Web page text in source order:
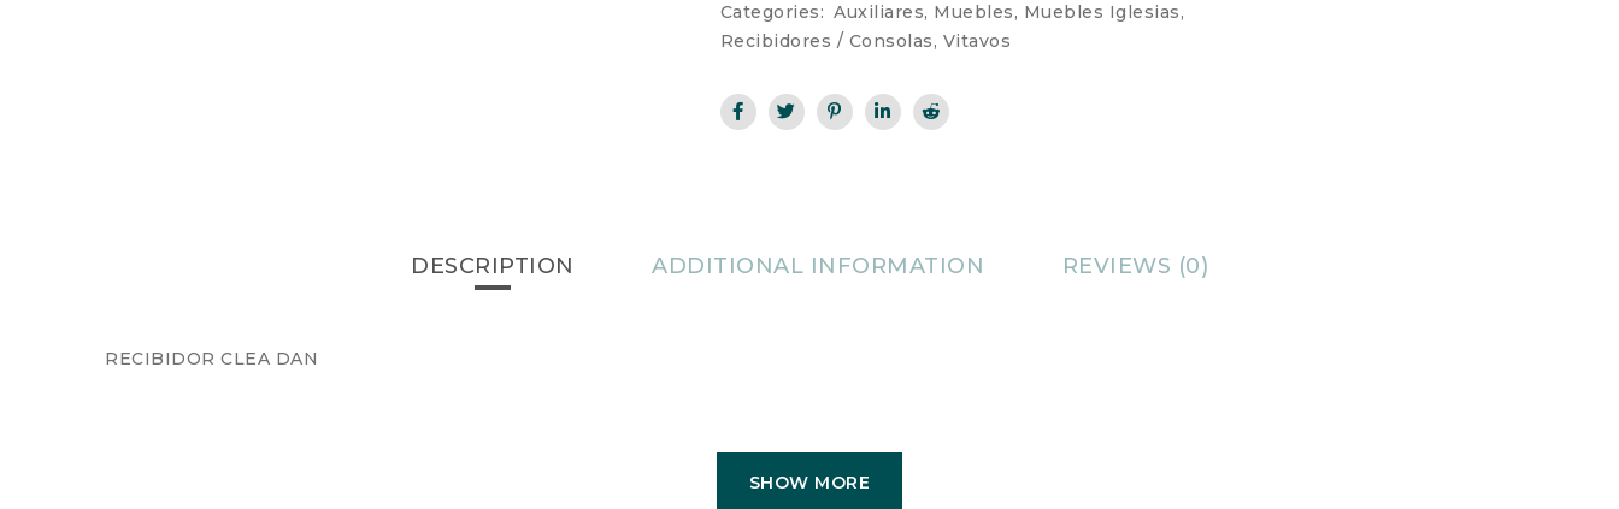
Categories: Auxiliares, Muebles, Muebles Iglesias,
Recibidores / Consolas, Vitavos
DESCRIPTION ADDITIONAL INFORMATION REVIEWS (0)
RECIBIDOR CLEA DAN
SHOW MORE